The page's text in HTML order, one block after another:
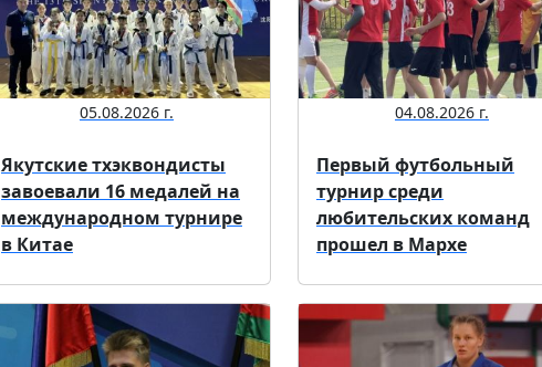
05.08.2026 г.
Якутские тхэквондисты
завоевали 16 медалей на
международном турнире
в Китае
04.08.2026 г.
Первый футбольный
турнир среди
любительских команд
прошел в Мархе